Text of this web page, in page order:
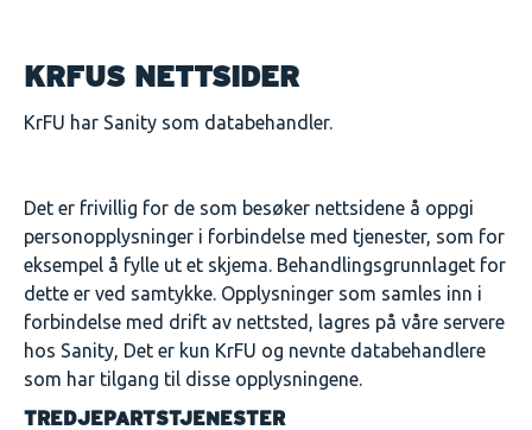
KRFUS NETTSIDER
KrFU har Sanity som databehandler.
Det er frivillig for de som besøker nettsidene å oppgi
personopplysninger i forbindelse med tjenester, som for
eksempel å fylle ut et skjema. Behandlingsgrunnlaget for
dette er ved samtykke. Opplysninger som samles inn i
forbindelse med drift av nettsted, lagres på våre servere
hos Sanity, Det er kun KrFU og nevnte databehandlere
som har tilgang til disse opplysningene.
TREDJEPARTSTJENESTER